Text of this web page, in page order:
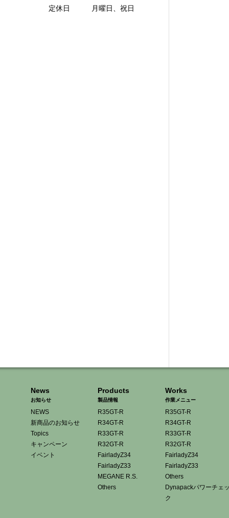
定休日 月曜日、祝日
News
お知らせ
NEWS
新商品のお知らせ
Topics
キャンペーン
イベント
Products
製品情報
R35GT-R
R34GT-R
R33GT-R
R32GT-R
FairladyZ34
FairladyZ33
MEGANE R.S.
Others
Works
作業メニュー
R35GT-R
R34GT-R
R33GT-R
R32GT-R
FairladyZ34
FairladyZ33
Others
Dynapackパワーチェ
ク